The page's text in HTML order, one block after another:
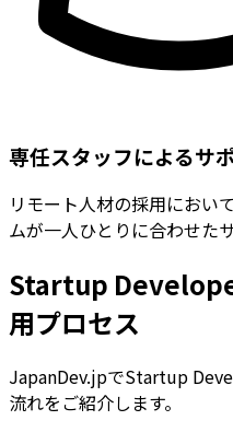
専任スタッフによるサ
リモート人材の採用におい
ムが一人ひとりに合わせた
Startup
用プロセス
JapanDev.jpでStartup
流れをご紹介します。